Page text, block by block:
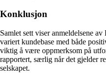
Konklusjon
Samlet sett viser anmeldelsene
variert kundebase med både
viktig å være oppmerksom på
rapportert, særlig når det gjelder
selskapet.